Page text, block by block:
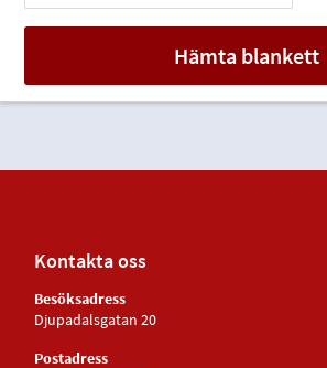
Hämta blankett
Kontakta oss
Besöksadress
Djupadalsgatan 20
Postadress